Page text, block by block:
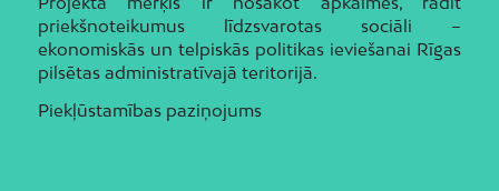
priekšnoteikumus līdzsvarotas sociāli –
ekonomiskās un telpiskās politikas ieviešanai Rīgas
pilsētas administratīvajā teritorijā.
Piekļūstamības paziņojums